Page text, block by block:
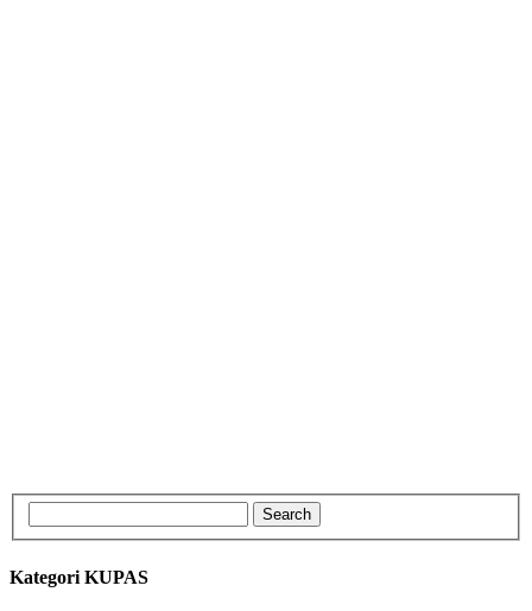
Kategori KUPAS